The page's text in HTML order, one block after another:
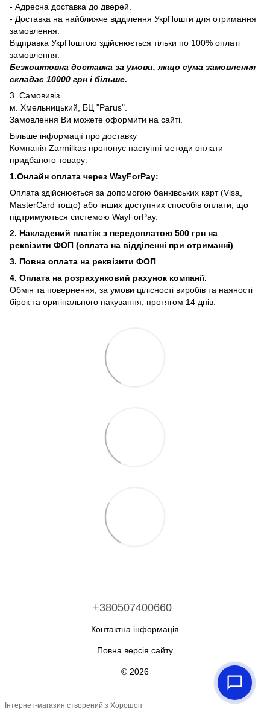
- Адресна доставка до дверей.
- Доставка на найближче відділення УкрПошти для отримання
замовлення.
Відправка УкрПоштою здійснюється тільки по 100% оплаті
замовлення.
Безкоштовна доставка за умови, якщо сума замовлення
складає 10000 грн і більше.
3. Самовивіз
м. Хмельницький, БЦ "Parus".
Замовлення Ви можете оформити на сайті.
Більше інформації про доставку
Компанія Zarmilkas пропонує наступні методи оплати
придбаного товару:
1.Онлайн оплата через WayForPay:
Оплата здійснюється за допомогою банківських карт (Visa,
MasterCard тощо) або інших доступних способів оплати, що
підтримуються системою WayForPay.
2. Накладений платіж з передоплатою 500 грн на
реквізити ФОП (оплата на відділенні при отриманні)
3. Повна оплата на реквізити ФОП
4. Оплата на розрахунковий рахунок компанії.
Обмін та повернення, за умови цілісності виробів та наяності
бірок та оригінального пакування, протягом 14 днів.
+380507400660
Контактна інформація
Повна версія сайту
© 2026
Інтернет-магазин створений з Хорошоп